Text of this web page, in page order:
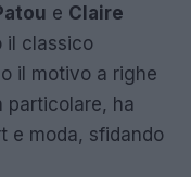
e Claire
il classico
il motivo a righe
particolare, ha
e moda, sfidando